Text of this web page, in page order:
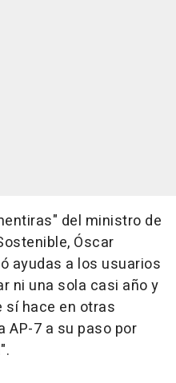
del ministro de
Óscar
ayudas a los usuarios
ni una sola casi año y
sí hace en otras
AP-7 a su paso por